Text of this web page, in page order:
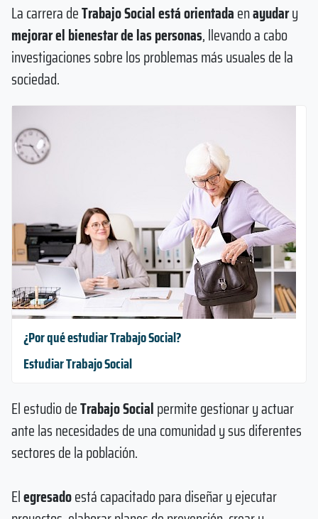
La carrera deTrabajo Social está orientadaenayudary
mejorar el bienestar de las personas, llevando a cabo
investigaciones sobre los problemas más usuales de la
sociedad.
¿Por qué estudiar Trabajo Social?
Estudiar Trabajo Social
El estudio deTrabajo Socialpermite gestionar y actuar
ante las necesidades de una comunidad y sus diferentes
sectores de la población.
Elegresadoestá capacitado para diseñar y ejecutar